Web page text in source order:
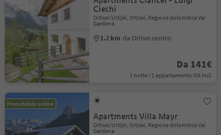
Ciechi
Ortisei/Urtijëi, Ortisei, Regione dolomitica Val
Gardena
1.2 km da Ortisei centro
Da 141€
1 notte / 1 appartamento IVA incl.
Prenotabile online
Apartments Villa Mayr
Ortisei/Urtijëi, Ortisei, Regione dolomitica Val
Gardena